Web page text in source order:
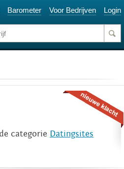
Barometer Voor Bedrijven Login
categorie Datingsites